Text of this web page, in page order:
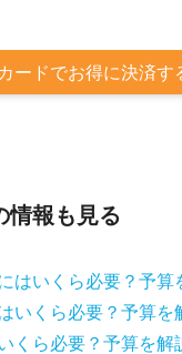
ードでお得に決済す
情報も見る
はいくら必要？予算
いくら必要？予算を
くら必要？予算を解